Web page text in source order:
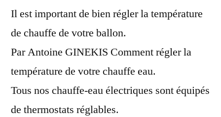
Il est important de bien régler la température
de chauffe de votre ballon.
Par Antoine GINEKIS Comment régler la
température de votre chauffe eau.
Tous nos chauffe-eau électriques sont équipés
de thermostats réglables.